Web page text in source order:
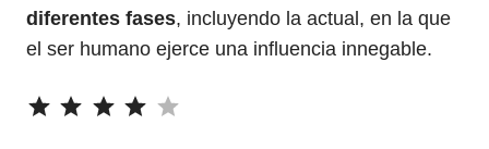
diferentes fases, incluyendo la actual, en la que
el ser humano ejerce una influencia innegable.
⭐⭐⭐⭐